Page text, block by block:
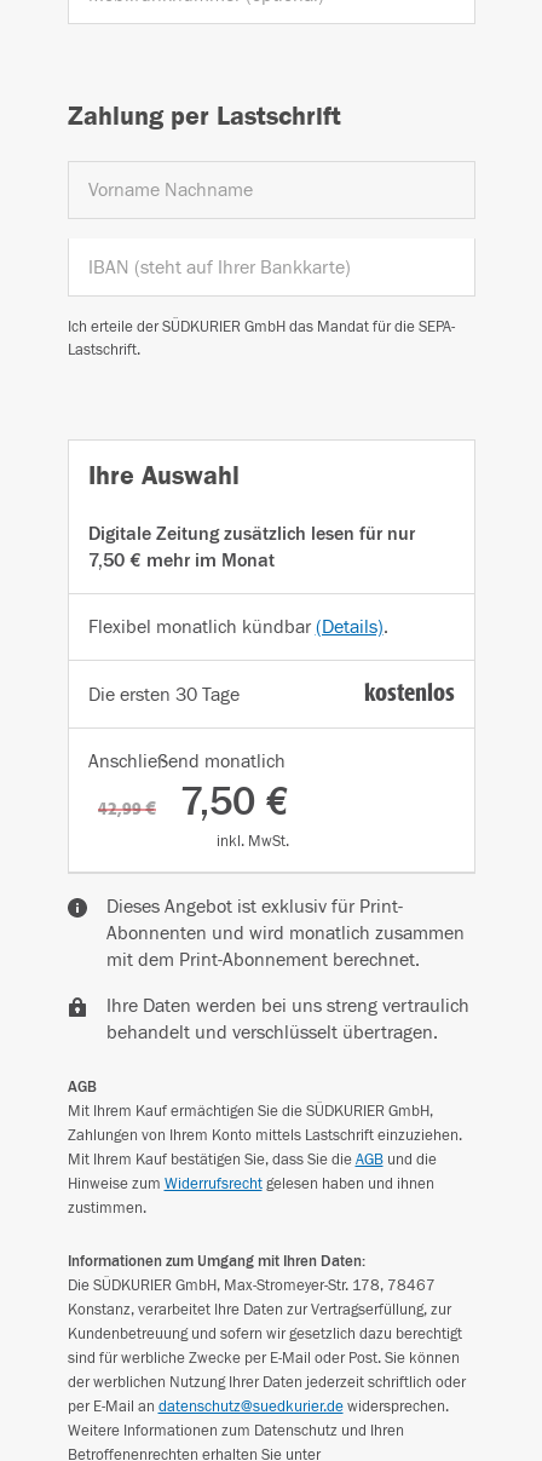
Zahlungper Lastschrift
Ich erteile der SÜDKURIER GmbH das Mandat für die SEPA-
Lastschrift.
Ihre Auswahl
Digitale Zeitung zusätzlich lesen für nur
7,50 € mehr im Monat
Flexibel monatlich kündbar (Details).
Die ersten 30 Tage kostenlos
Anschließend monatlich
42,99 € 7,50 €
inkl. MwSt.
Dieses Angebot ist exklusiv für Print-
Abonnenten und wird monatlich zusammen
mit dem Print-Abonnement berechnet.
Ihre Daten werden bei uns streng vertraulich
behandelt und verschlüsselt übertragen.
AGB
Mit Ihrem Kauf ermächtigen Sie die SÜDKURIER GmbH,
Zahlungen von Ihrem Konto mittels Lastschrift einzuziehen.
Mit Ihrem Kauf bestätigen Sie, dass Sie dieAGBund die
Hinweise zum Widerrufsrechtgelesen haben und ihnen
zustimmen.
Informationen zum Umgang mit Ihren Daten:
Die SÜDKURIER GmbH, Max-Stromeyer-Str. 178, 78467
Konstanz, verarbeitet Ihre Daten zur Vertragserfüllung, zur
Kundenbetreuung und sofern wir gesetzlich dazu berechtigt
sind für werbliche Zwecke per E-Mail oder Post. Sie können
der werblichen Nutzung Ihrer Daten jederzeit schriftlich oder
per E-Mail an datenschutz@suedkurier.dewidersprechen.
Weitere Informationen zum Datenschutz und Ihren
Betroffenenrechten erhalten Sie unter